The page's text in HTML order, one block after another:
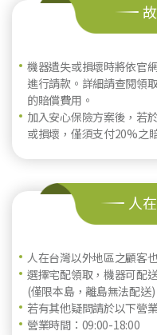
機器遺失或損壞時將依官
進行請款。詳細請查閱領
的賠償費用。
加入安心保險方案後，若
或損壞，僅須支付20%之
人
人在台灣以外地區之顧客
選擇宅配領取，機器可配
(僅限本島，離島無法配送)
若有其他疑問請於以下營
營業時間：09:00-18:00